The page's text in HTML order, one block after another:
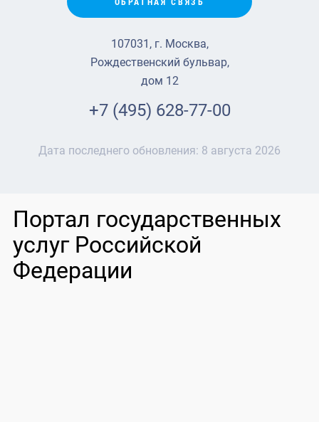
ОБРАТНАЯ СВЯЗЬ
107031, г. Москва,
Рождественский бульвар,
дом 12
+7 (495) 628-77-00
Дата последнего обновления: 8 августа 2026
Портал государственных
услуг Российской
Федерации